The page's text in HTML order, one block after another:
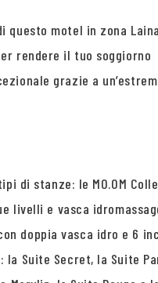
questo motel in zona
rendere il tuo soggiorno
grazie a
di stanze: le MO.OM
livelli e vasca
doppia vasca idro e 6
la Suite Secret, la Suite